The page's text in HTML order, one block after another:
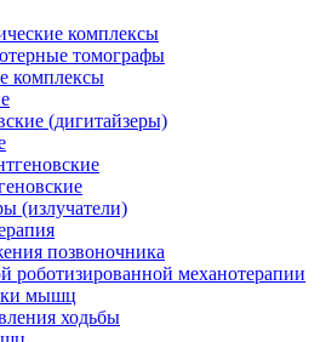
комплексы
томографы
комплексы
(дигитайзеры)
(излучатели)
позвоночника
роботизированной механотерапии
мышц
ходьбы